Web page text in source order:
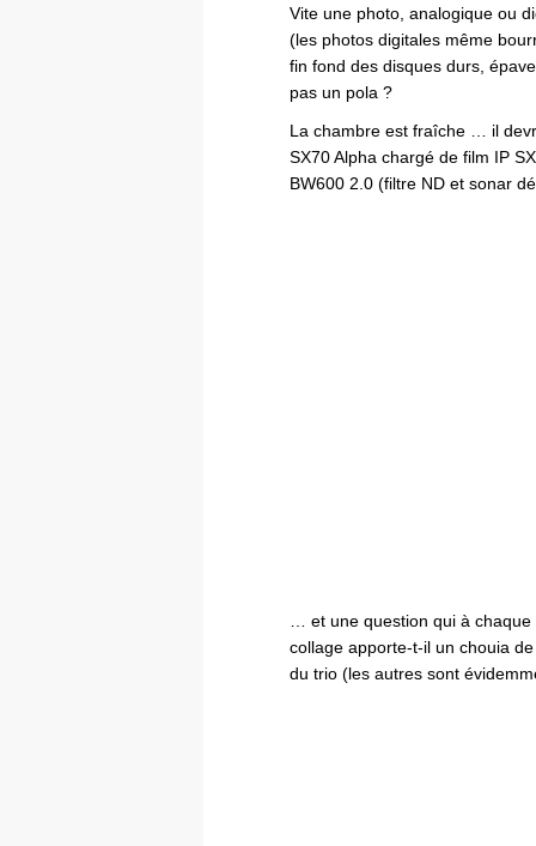
Vite une photo, analogique ou
(les photos digitales même
fin fond des disques durs,
pas un pola ?
La chambre est fraîche … il
SX70 Alpha chargé de film IP
BW600 2.0 (filtre ND et sonar
… et une question qui à
collage apporte-t-il un chouia
du trio (les autres sont